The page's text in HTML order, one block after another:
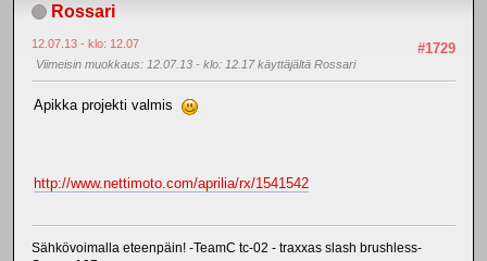
Rossari
#1729
12.07.13 - klo: 12.07
Viimeisin muokkaus: 12.07.13 - klo: 12.17 käyttäjältä Rossari
Apikka projekti valmis
http://www.nettimoto.com/aprilia/rx/1541542
Sähkövoimalla eteenpäin! -TeamC tc-02 - traxxas slash brushless-